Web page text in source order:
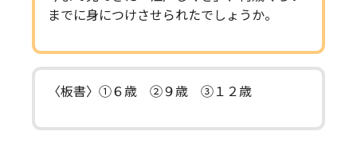
までに身につけさせられたでしょうか。
〈板書〉①６歳 ②９歳 ③１２歳